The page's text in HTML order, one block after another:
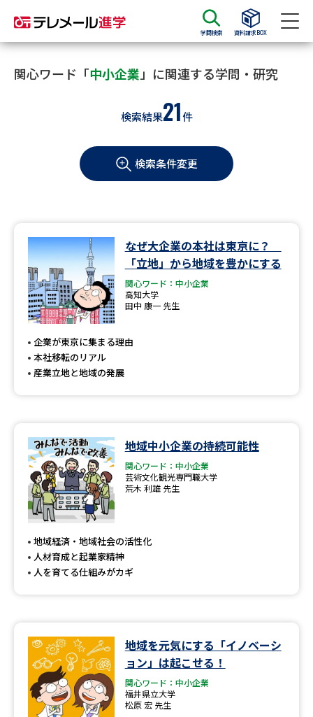
学問検索 資料請求BOX
資料請求 資料検索
大学・短大の資料種類から請求
学部・学科パンフ
過去問題集
大学・短大以外の資料から請求
専門学校の資料請求 大学院の資料請求
留学・進学関連、塾・予備校
高等学校（情報）教員資格認定
大学で学べる内容や特徴を調べる
データサイエンス特集 奨学金・特待生制度特集
デジタルパンフレット 進路の３択
関心ワード「中小企業 」に関連する学問・研究
検索結果21件
検索条件変更
なぜ大企業の本社は東京に？
「立地」から地域を豊かにする
関心ワード：中小企業
高知大学
田中 康一 先生
企業が東京に集まる理由
本社移転のリアル
産業立地と地域の発展
地域中小企業の持続可能性
関心ワード：中小企業
芸術文化観光専門職大学
荒木 利雄 先生
地域経済・地域社会の活性化
人材育成と起業家精神
人を育てる仕組みがカギ
地域を元気にする「イノベーシ
ョン」は起こせる！
関心ワード：中小企業
福井県立大学
松原 宏 先生